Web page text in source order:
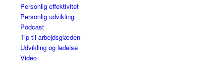
Personlig effektivitet
Personlig udvikling
Podcast
Tip til arbejdsglæden
Udvikling og ledelse
Video